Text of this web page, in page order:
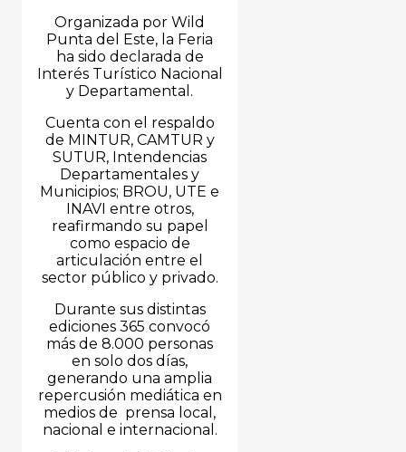
Organizada por Wild
Punta del Este, la Feria
ha sido declarada de
Interés Turístico Nacional
y Departamental.
Cuenta con el respaldo
de MINTUR, CAMTUR y
SUTUR, Intendencias
Departamentales y
Municipios; BROU, UTE e
INAVI entre otros,
reafirmando su papel
como espacio de
articulación entre el
sector público y privado.
Durante sus distintas
ediciones 365 convocó
más de 8.000 personas
en solo dos días,
generando una amplia
repercusión mediática en
medios de prensa local,
nacional e internacional.